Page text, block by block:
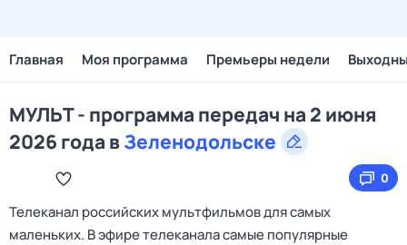
Главная Моя программа Премьеры недели
МУЛЬТ - программа передач на 2 июня
2026 года вЗеленодольске
0
Телеканал российских мультфильмов для самых
маленьких. В эфире телеканала самые популярные